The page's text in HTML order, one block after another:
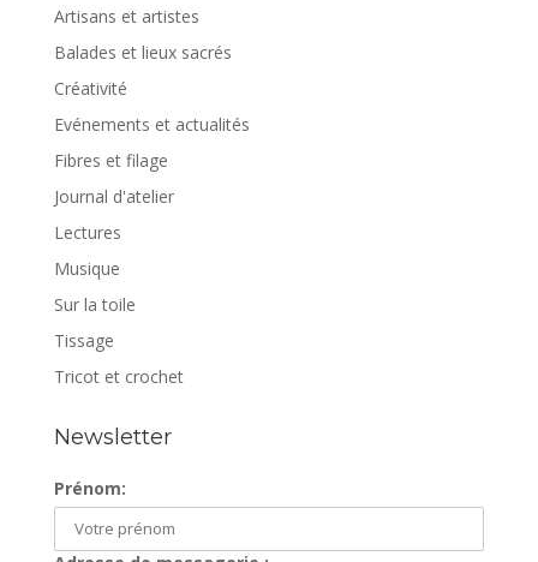
Artisans et artistes
Balades et lieux sacrés
Créativité
Evénements et actualités
Fibres et filage
Journal d'atelier
Lectures
Musique
Sur la toile
Tissage
Tricot et crochet
Newsletter
Prénom: